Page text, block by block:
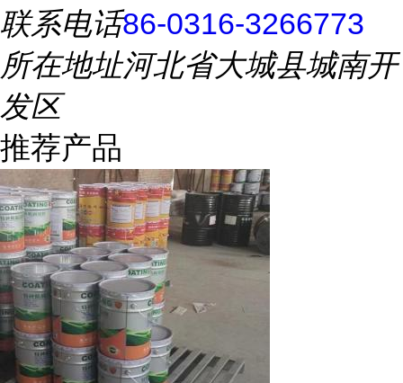
联系电话86-0316-3266773
所在地址河北省大城县城南开
发区
推荐产品